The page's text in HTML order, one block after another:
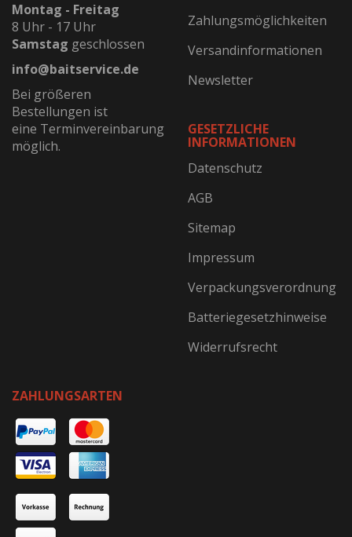
Montag - Freitag
8 Uhr - 17 Uhr
Samstag geschlossen
info@baitservice.de
Bei größeren
Bestellungen ist
eine Terminvereinbarung
möglich.
Zahlungsmöglichkeiten
Versandinformationen
Newsletter
GESETZLICHE
INFORMATIONEN
Datenschutz
AGB
Sitemap
Impressum
Verpackungsverordnung
Batteriegesetzhinweise
Widerrufsrecht
ZAHLUNGSARTEN